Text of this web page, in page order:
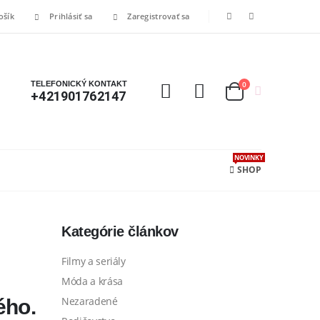
Prihlásiť sa Zaregistrovať sa
TELEFONICKÝ KONTAKT
+421901762147
0
SHOP
NOVINKY
Kategórie článkov
Filmy a seriály
Móda a krása
Nezaradené